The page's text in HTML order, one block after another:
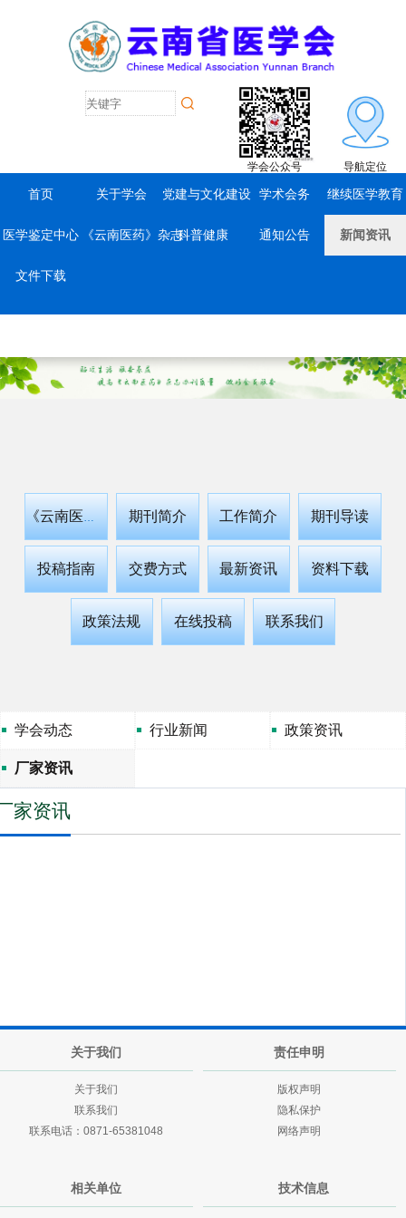
导航定位
学会公众号
首页 关于学会 党建与文化建设 学术会务 继续医学教育
医学鉴定中心 《云南医药》杂志科普健康 通知公告 新闻资讯
文件下载
《云南医药》 期刊简介 工作简介 期刊导读
投稿指南 交费方式 最新资讯 资料下载
政策法规 在线投稿 联系我们
学会动态 行业新闻 政策资讯
厂家资讯
家资讯
关于我们
关于我们
联系我们
联系电话：0871-65381048
责任申明
版权声明
隐私保护
网络声明
相关单位 技术信息